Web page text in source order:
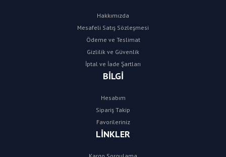
Hakkımızda
Mesafeli Satış Sözleşmesi
Ödeme ve Teslimat
Gizlilik ve Güvenlik
İptal ve İade Şartları
BİLGİ
Hesabım
Sipariş Takip
Favorileriniz
LİNKLER